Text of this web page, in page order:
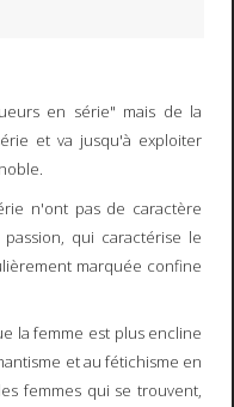
en série" mais de la
et va jusqu'à exploiter
n'ont pas de caractère
qui caractérise le
marquée confine
la femme est plus encline
et au fétichisme en
femmes qui se trouvent,